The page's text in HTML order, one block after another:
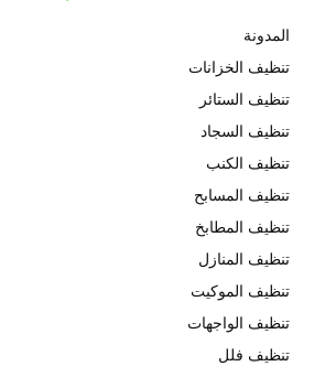
المدونة
تنظيف الخزانات
تنظيف الستائر
تنظيف السجاد
تنظيف الكنب
تنظيف المسابح
تنظيف المطابخ
تنظيف المنازل
تنظيف الموكيت
تنظيف الواجهات
تنظيف فلل